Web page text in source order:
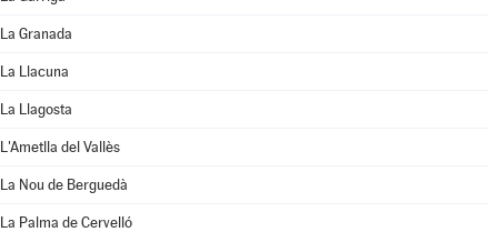
La Granada
La Llacuna
La Llagosta
L'Ametlla del Vallès
La Nou de Berguedà
La Palma de Cervelló